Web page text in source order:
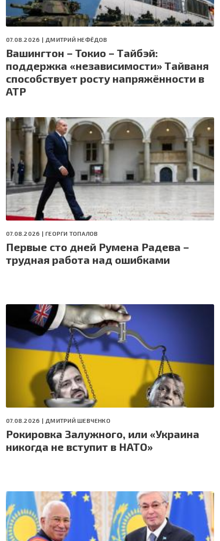
07.08.2026 | ДМИТРИЙ НЕФЁДОВ
Вашингтон – Токио – Тайбэй:
поддержка «независимости» Тайваня
способствует росту напряжённости в
АТР
07.08.2026 | ГЕОРГИ ТОПАЛОВ
Первые сто дней Румена Радева –
трудная работа над ошибками
07.08.2026 | ДМИТРИЙ ШЕВЧЕНКО
Рокировка Залужного, или «Украина
никогда не вступит в НАТО»